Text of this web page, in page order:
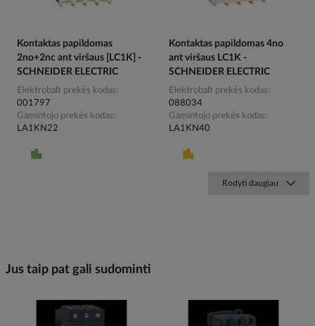
Kontaktas papildomas
2no+2nc ant viršaus [LC1K] -
SCHNEIDER ELECTRIC
Elektrobalt prekės kodas
001797
Gamintojo prekės kodas
LA1KN22
Kontaktas papildomas 4no
ant viršaus LC1K -
SCHNEIDER ELECTRIC
Elektrobalt prekės kodas
088034
Gamintojo prekės kodas
LA1KN40
Rodyti daugiau
Jus taip pat gali sudominti